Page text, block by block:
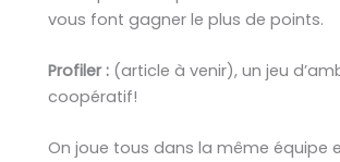
vous font gagner le plus de points.
Profiler : (article à venir), un jeu
coopératif!
On joue tous dans la même équipe